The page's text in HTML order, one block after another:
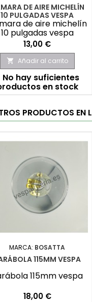
DE AIRE MICHELÍN
10 PULGADAS VESPA
de aire michelín
10 pulgadas vespa
Precio
13,00 €
 Añadir al carrito
No hay suficientes
en stock
PRODUCTOS EN
MARCA: BOSATTA
115MM VESPA
115mm vespa
Precio
18,00 €